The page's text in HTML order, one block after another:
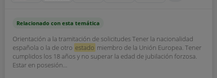
Relacionado con esta temática
Orientación a la tramitación de solicitudes Tener la nacionalidad
española o la de otro estado miembro de la Unión Europea. Tener
cumplidos los 18 años y no superar la edad de jubilación forzosa.
Estar en posesión...